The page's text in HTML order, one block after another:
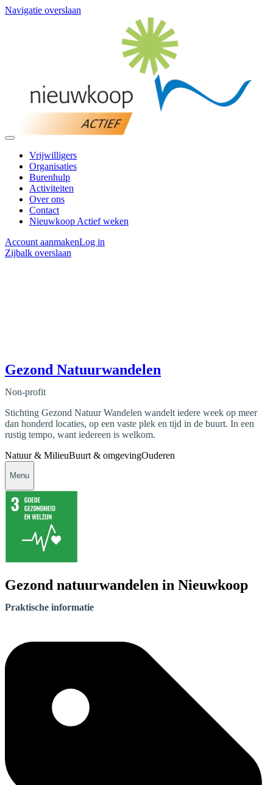
Navigatie overslaan
Vrijwilligers
Organisaties
Burenhulp
Activiteiten
Over ons
Contact
Nieuwkoop Actief weken
Account aanmakenLog in
Zijbalk overslaan
Gezond Natuurwandelen
Non-profit
Stichting Gezond Natuur Wandelen wandelt iedere week op meer
dan honderd locaties, op een vaste plek en tijd in de buurt. In een
rustig tempo, want iedereen is welkom.
Natuur & MilieuBuurt & omgevingOuderen
Menu
Gezond natuurwandelen in Nieuwkoop
Praktische informatie